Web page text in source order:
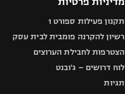
תקנון פעילות ספורט 1
רשיון להקרנה פומבית לבית עסק
הצטרפות לחבילת הערוצים
לוח דרושים – ג'ובנט
תגיות